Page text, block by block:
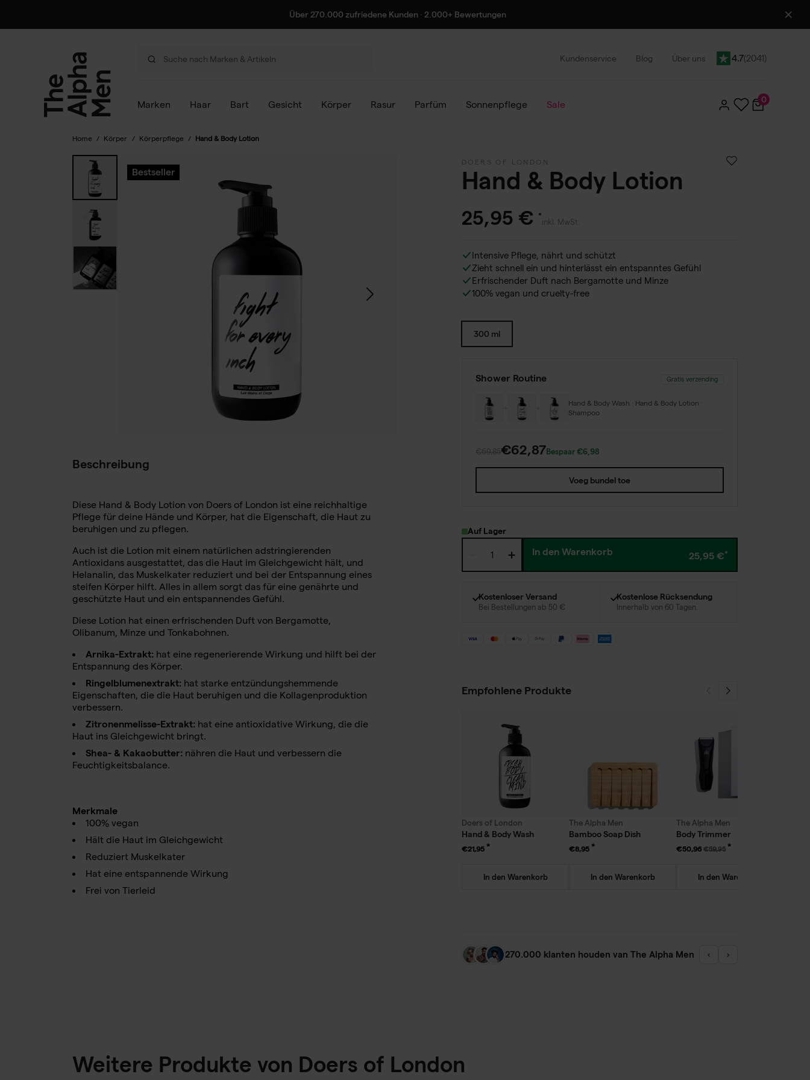
Über 270.000 zufriedene Kunden · 2.000+ Bewertungen
Marken Haar Bart Gesicht Körper Rasur Parfüm Sonnenpflege Sale 0
Kundenservice Blog Über uns 4.7(2041)
Home / Körper / Körperpflege / Hand & Body Lotion
Hand & Body Lotion
Bestseller
Bestseller
Bestseller
DOERS OF LONDON
Hand & Body Lotion
25,95 € inkl. MwSt.
Intensive Pflege, nährt und schützt
Zieht schnell ein und hinterlässt ein entspanntes Gefühl
Erfrischender Duft nach Bergamotte und Minze
100% vegan und cruelty-free
300 ml
Shower Routine Gratis verzending
Hand & Body Wash · Hand & Body Lotion ·
Shampoo
€69,85€62,87 Bespaar €6,98
Voeg bundel toe
Auf Lager
In den Warenkorb 25,95 €
Kostenloser Versand
Bei Bestellungen ab 50 €
Kostenlose Rücksendung
Innerhalb von 60 Tagen.
Empfohlene Produkte
Doers of London
Hand & Body Wash
€21,95
In den Warenkorb
The Alpha Men
Bamboo Soap Dish
€8,95
In den Warenkorb
The Alpha Men
Body Trimmer
€50,96€59,95
In den Warenkorb
270.000 klanten houden van The Alpha Men ‹ ›
Beschreibung
Diese Hand & Body Lotion von Doers of London ist eine reichhaltige
Pflege für deine Hände und Körper, hat die Eigenschaft, die Haut zu
beruhigen und zu pflegen.
Auch ist die Lotion mit einem natürlichen adstringierenden
Antioxidans ausgestattet, das die Haut im Gleichgewicht hält, und
Helanalin, das Muskelkater reduziert und bei der Entspannung eines
steifen Körper hilft. Alles in allem sorgt das für eine genährte und
geschützte Haut und ein entspannendes Gefühl.
Diese Lotion hat einen erfrischenden Duft von Bergamotte,
Olibanum, Minze und Tonkabohnen.
Arnika-Extrakt: hat eine regenerierende Wirkung und hilft bei der
Entspannung des Körper.
Ringelblumenextrakt: hat starke entzündungshemmende
Eigenschaften, die die Haut beruhigen und die Kollagenproduktion
verbessern.
Zitronenmelisse-Extrakt: hat eine antioxidative Wirkung, die die
Haut ins Gleichgewicht bringt.
Shea- & Kakaobutter: nähren die Haut und verbessern die
Feuchtigkeitsbalance.
Merkmale
100% vegan
Hält die Haut im Gleichgewicht
Reduziert Muskelkater
Hat eine entspannende Wirkung
Frei von Tierleid
Weitere Produkte von Doers of London